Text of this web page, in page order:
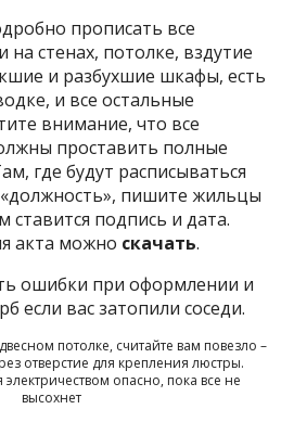
прописать все
на стенах, потолке, вздутие
и разбухшие шкафы, есть
и все остальные
внимание, что все
проставить полные
где будут расписываться
пишите жильцы
подпись и дата.
акта можно скачать.
потолке, считайте вам повезло –
отверстие для крепления люстры.
электричеством опасно, пока все не
высохнет